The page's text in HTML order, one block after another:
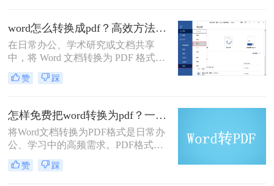
文档怎么转化为pdf文档，并给出多种
方法及其步骤。
word怎么转换成pdf？高效方法与专业建议！
在日常办公、学术研究或文档共享
中，将 Word 文档转换为 PDF 格式已
成为刚需。PDF 格式的跨平台一致
性、防篡改特性和专业外观使其成为
转换成pdf呢？本文将深入探讨多种高
效转换方法，涵盖不同场景需求，助
您轻松实现完美转换。
赞 踩
怎样免费把word转换为pdf？一文掌握所有常用方法！
将Word文档转换为PDF格式是日常办
公、学习中的高频需求。PDF格式能
确保文件内容在不同设备上显示一
致，且不易被篡改。那么怎样免费把
赞 踩